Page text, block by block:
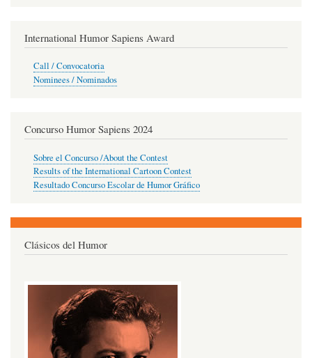
International Humor Sapiens Award
Call / Convocatoria
Nominees / Nominados
Concurso Humor Sapiens 2024
Sobre el Concurso /About the Contest
Results of the International Cartoon Contest
Resultado Concurso Escolar de Humor Gráfico
Clásicos del Humor